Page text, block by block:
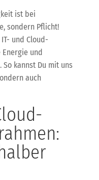
ist bei
sondern Pflicht!
und Cloud-
Energie und
So kannst Du mit uns
auch